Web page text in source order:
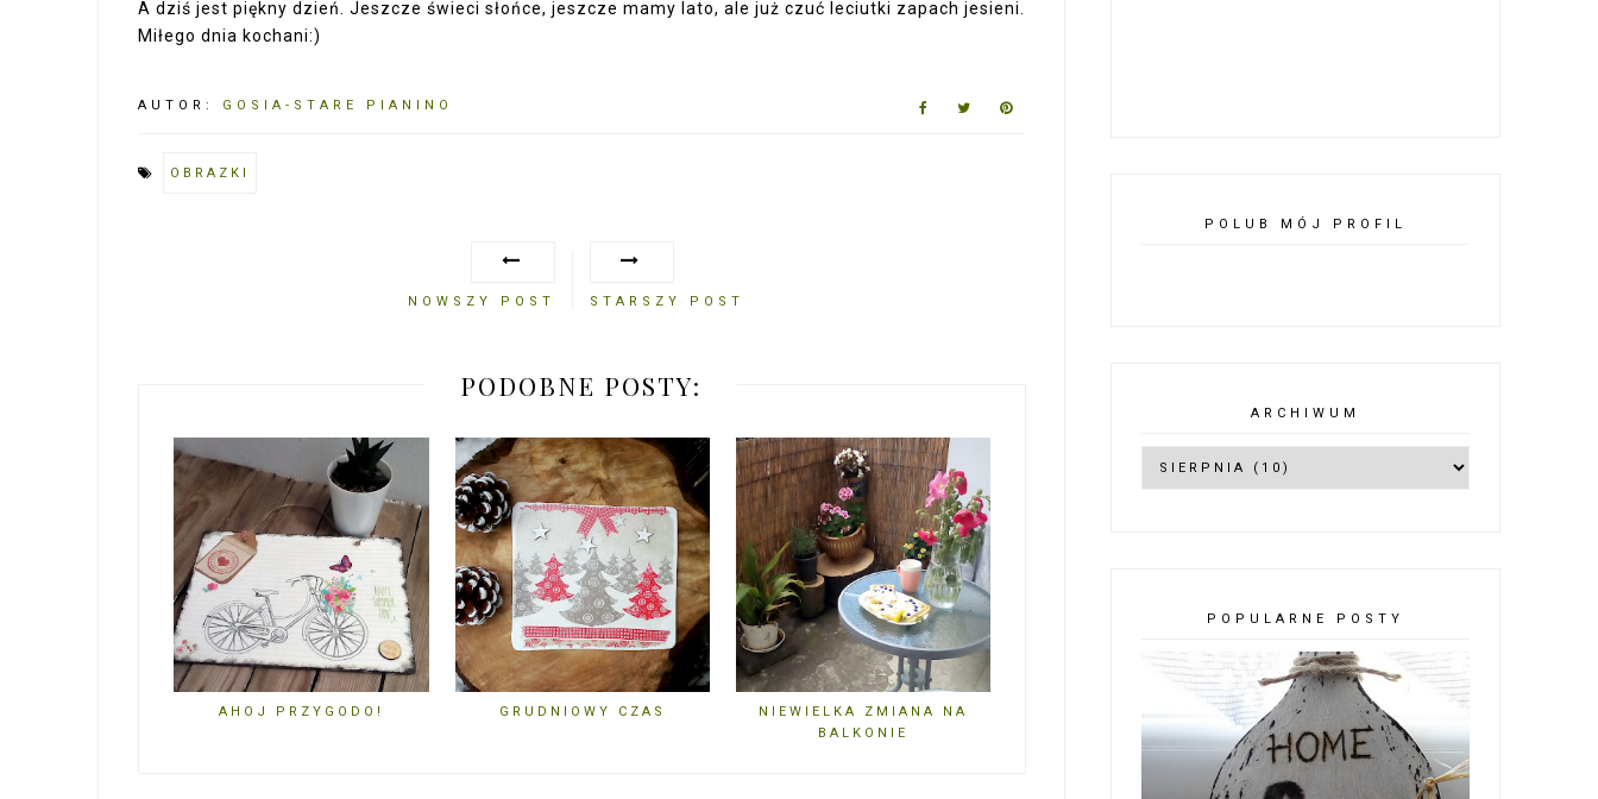
A dziś jest piękny dzień. Jeszcze świeci słońce, jeszcze mamy lato, ale już czuć leciutki zapach jesieni.
Miłego dnia kochani:)
AUTOR: GOSIA-STARE PIANINO
OBRAZKI
NOWSZY POST STARSZY POST
PODOBNE POSTY:
AHOJ PRZYGODO! GRUDNIOWY CZAS
NIEWIELKA ZMIANA NA
BALKONIE
POLUB MÓJ PROFIL
ARCHIWUM
POPULARNE POSTY